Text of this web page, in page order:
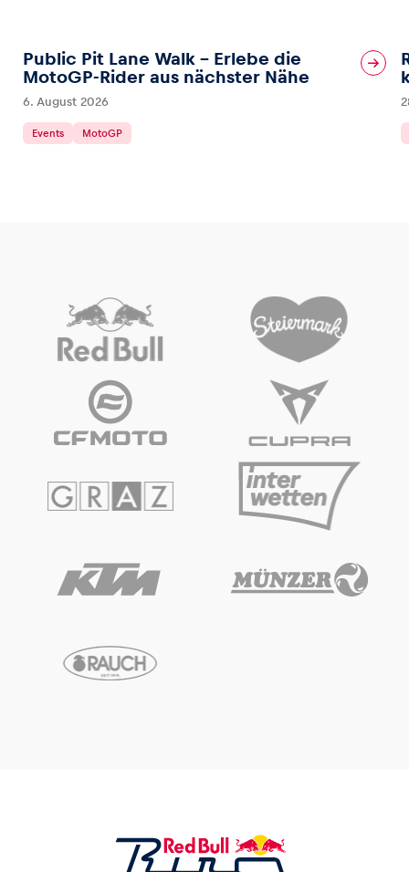
Public Pit Lane Walk – Erlebe die
MotoGP-Rider aus nächster Nähe
6. August 2026
Events MotoGP